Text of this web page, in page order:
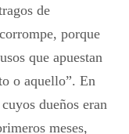
de
porque
que apuestan
o aquello”. En
dueños eran
meses,